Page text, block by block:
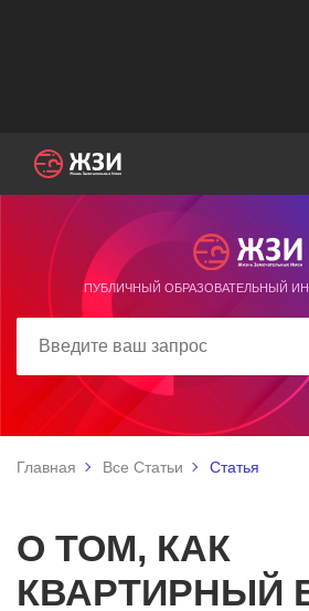
ПУБЛИЧНЫЙ ОБРАЗОВАТЕЛЬНЫЙ
Главная Все Статьи Статья
О ТОМ, КАК
КВАРТИРНЫЙ